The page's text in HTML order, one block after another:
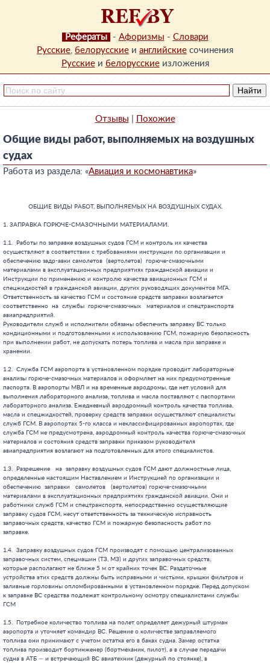
Рефераты - Афоризмы - Словари
Русские, белорусские и английские сочинения
Русскиеи белорусскиеизложения
Отзывы Похожие
Общие виды работ, выполняемых на воздушных
судах
Работа из раздела: «Авиация и космонавтика»